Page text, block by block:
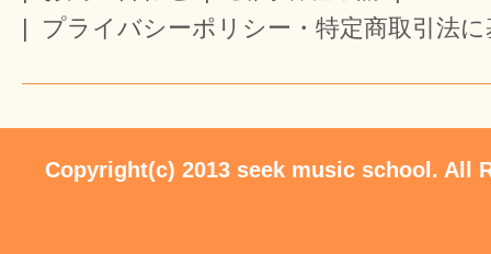
|
プライバシーポリシー・特定商取引法
Copyright(c) 2013 seek music school. All